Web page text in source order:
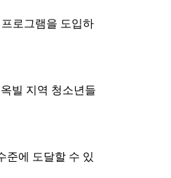
로그램을 도입하
빌 지역 청소년들
준에 도달할 수 있